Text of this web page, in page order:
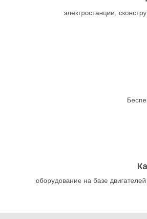
электростанции,
оборудование на базе